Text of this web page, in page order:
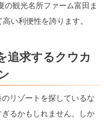
の観光名所ファーム富田ま
い利便性を誇ります。
追求するクウカ
リゾートを探しているな
るかもしれません。しか